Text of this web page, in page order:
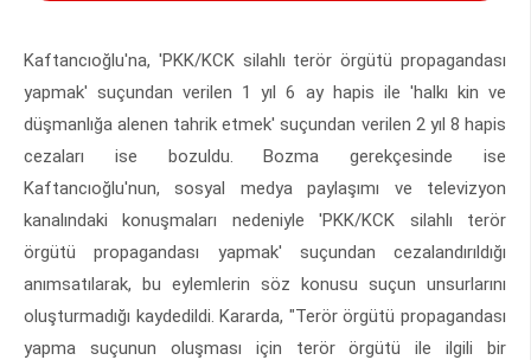
Kaftancıoğlu'na, 'PKK/KCK silahlı terör örgütü propagandası
yapmak' suçundan verilen 1 yıl 6 ay hapis ile 'halkı kin ve
düşmanlığa alenen tahrik etmek' suçundan verilen 2 yıl 8 hapis
cezaları ise bozuldu. Bozma gerekçesinde ise
Kaftancıoğlu'nun, sosyal medya paylaşımı ve televizyon
kanalındaki konuşmaları nedeniyle 'PKK/KCK silahlı terör
örgütü propagandası yapmak' suçundan cezalandırıldığı
anımsatılarak, bu eylemlerin söz konusu suçun unsurlarını
oluşturmadığı kaydedildi. Kararda, "Terör örgütü propagandası
yapma suçunun oluşması için terör örgütü ile ilgili bir